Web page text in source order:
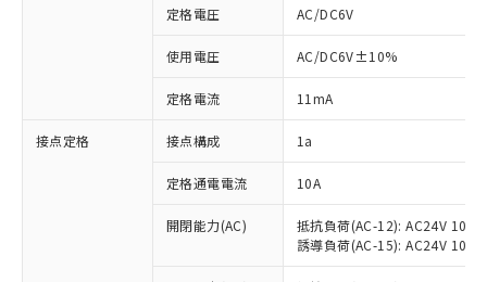
定格電圧 AC/DC6V
使用電圧 AC/DC6V±10%
定格電流 11mA
接点定格 接点構成 1a
定格通電電流 10A
開閉能力(AC)
抵抗負荷(AC-12): AC24V 10A/
誘導負荷(AC-15): AC24V
以下の条件をお読みいただき、同意のうえ
本サービスは、当社制御機器事業取扱
商品の当社在庫状況および標準価格
(税抜)を提供させていただくもので
当社制御機器事業取扱商品の中には、
本サービスの対象外となる商品もある
対応予定：EU RoHS指令（10物質）の非含
有に対応した製品に切り替える予定のある
対応予定なし：EU RoHS指令（10物質）の
非含有に非対応の商品で、対応品を出す予
調査・確認中：EU RoHS指令（10物質）の
非含有の対応状況を調査中または確認中の
非該当品：ライセンス料など無形物で、有
害物質有無と関係のない商品です。
仕入先様の事情により、非含有部品として
「○」：最大均質材料含有率が中国RoHSの
基準値以下であることを示します。
「×」：最大均質材料含有率が中国RoHSの